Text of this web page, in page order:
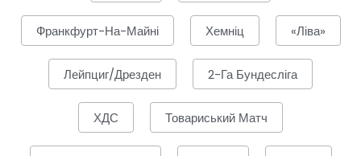
Франкфурт-На-Майні Хемніц «Ліва»
Лейпциг/Дрезден 2-Га Бундесліга
ХДС Товариський Матч